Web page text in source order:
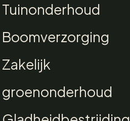
Tuinonderhoud
Boomverzorging
Zakelijk
groenonderhoud